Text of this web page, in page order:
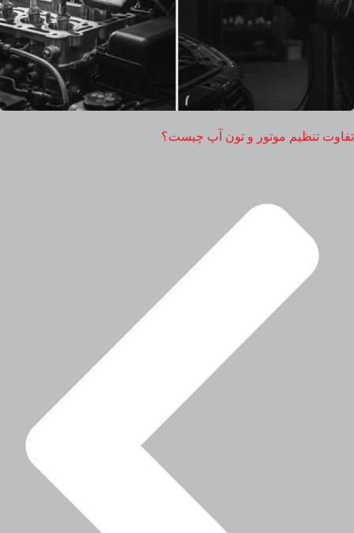
تفاوت تنظیم موتور و تون آپ چیست؟